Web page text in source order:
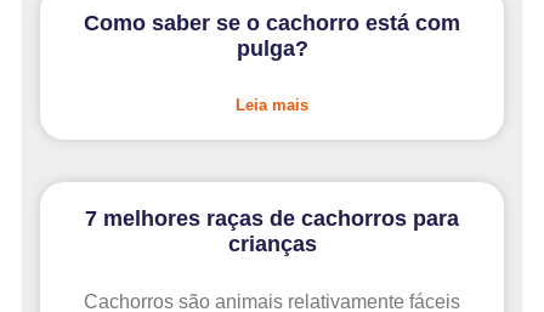
Como saber se o cachorro está com
pulga?
Leia mais
7 melhores raças de cachorros para
crianças
Cachorros são animais relativamente fáceis